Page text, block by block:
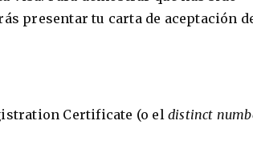
presentar tu carta de aceptación
Certificate (o eldistinct